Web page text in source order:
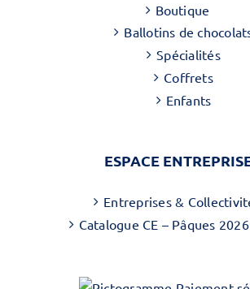
Boutique
Ballotins de
Spécialités
Coffrets
Enfants
ESPACE
Entreprises &
Catalogue CE – Pâques